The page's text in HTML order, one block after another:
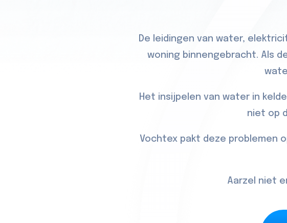
De leidingen van water,
woning binnengebracht. Als
Het insijpelen van water in
niet op
Vochtex pakt deze problemen
Aarzel niet